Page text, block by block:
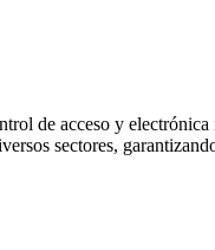
de acceso y electrónica
sectores,